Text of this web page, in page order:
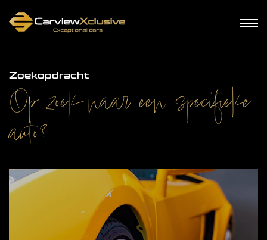
Zoekopdracht
Op zoek naar een specifieke
auto?